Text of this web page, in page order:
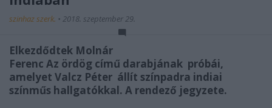
szinhaz szerk. • 2018. szeptember 29.
Elkezdődtek Molnár
Ferenc Az ördög című darabjának próbái,
amelyet Valcz Péter állít színpadra indiai
színműs hallgatókkal. A rendező jegyzete.